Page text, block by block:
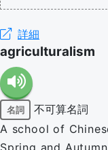
詳細
agriculturalism
名詞
不可算名詞
A school of
Spring and